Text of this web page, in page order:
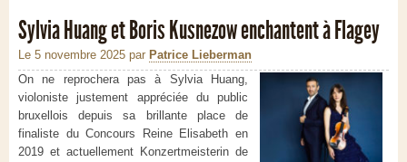
Sylvia Huang et Boris Kusnezow enchantent à Flagey
Le 5 novembre 2025 par Patrice Lieberman
On ne reprochera pas à Sylvia Huang,
violoniste justement appréciée du public
bruxellois depuis sa brillante place de
finaliste du Concours Reine Elisabeth en
2019 et actuellement Konzertmeisterin de